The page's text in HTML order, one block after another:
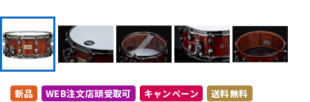
DTM オンライン納品 レコーディング機器
配信/ライブ機器 楽器アクセサリ
新品 WEB注文店頭受取可 キャンペーン 送料無料